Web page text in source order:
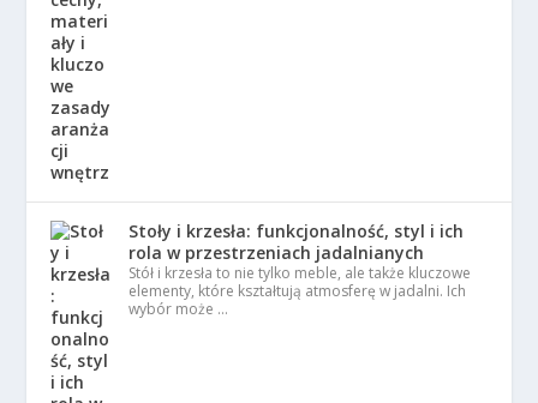
Stoły i krzesła: funkcjonalność, styl i ich
rola w przestrzeniach jadalnianych
Stół i krzesła to nie tylko meble, ale także kluczowe
elementy, które kształtują atmosferę w jadalni. Ich
wybór może …